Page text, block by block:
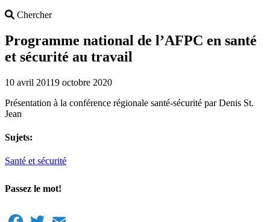
ChercherSearch
Programme national de l’AFPC en santé
et sécurité au travail
10 avril 20119 octobre 2020
Présentation à la conférence régionale santé-sécurité par Denis St.
Jean
Sujets:
Santé et sécurité
Passez le mot!
Facebook
Twitter